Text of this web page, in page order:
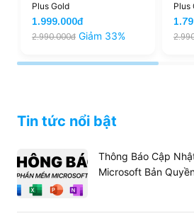
Plus Gold
1.999.000đ
2.990.000đ Giảm 33%
Plus
Tin tức nổi bật
Thông Báo Cập
Microsoft Bản